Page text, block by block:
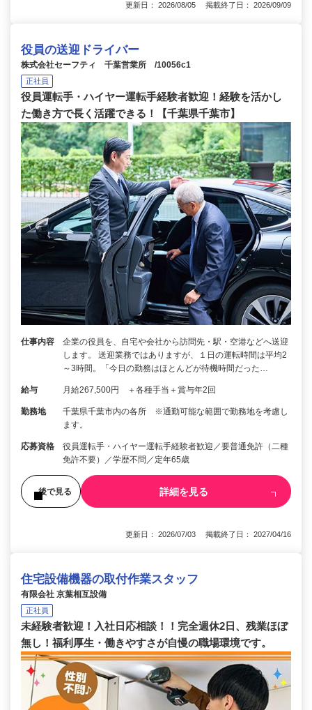
更新日： 2026/08/05 掲載終了日： 2026/09/09
役員の送迎ドライバー
株式会社セーフティ 千葉営業所 /10056c1
正社員
役員運転手・ハイヤー運転手経験者歓迎！経験を活かし
た働き方で長く活躍できる！【千葉県千葉市】
仕事内容
企業の役員を、自宅や会社から訪問先・駅・空港などへ送迎
します。 送迎業務ではありますが、１日の運転時間は平均2
～3時間。「今日の勤務はほとんどが待機時間だった…
給与 月給267,500円 ＋各種手当＋賞与年2回
勤務地
千葉県千葉市内の各所 ※通勤可能な範囲で勤務地を考慮し
ます。
応募資格
役員運転手・ハイヤー運転手経験者歓迎／要普通免許（二種
免許不要）／学歴不問／定年65歳
後で見る 詳細を見る
更新日： 2026/07/03 掲載終了日： 2027/04/16
住宅設備機器の取付作業スタッフ
有限会社 京葉相互設備
正社員
未経験者歓迎！入社日応相談！！完全週休2日、残業ほぼ
無し！福利厚生・働きやすさが自慢の職場環境です。